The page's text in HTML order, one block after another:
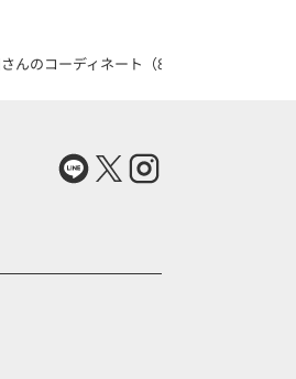
のコーディネート（83727234）